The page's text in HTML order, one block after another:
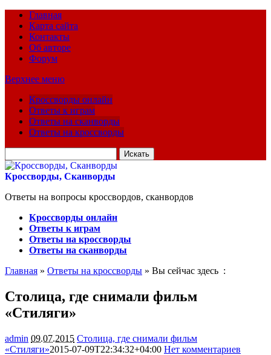
Главная
Карта сайта
Контакты
Об авторе
Форум
Верхнее меню
Кроссворды онлайн
Ответы к играм
Ответы на сканворды
Ответы на кроссворды
для:
Кроссворды, Сканворды
Ответы на вопросы кроссвордов, сканвордов
Кроссворды онлайн
Ответы к играм
Ответы на кроссворды
Ответы на сканворды
Главная » Ответы на кроссворды » Вы сейчас здесь :
Столица, где снимали фильм
«Стиляги»
admin 09.07.2015 Столица, где снимали фильм
«Стиляги»2015-07-09T22:34:32+04:00 Нет комментариев